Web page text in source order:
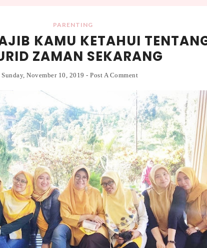
PARENTING
KAMU KETAHUI
ZAMAN SEKARANG
Sunday, November 10, 2019 - Post A Comment